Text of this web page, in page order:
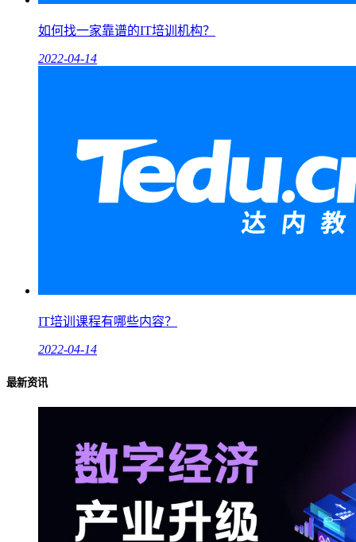
如何找一家靠谱的IT培训机构？
2022-04-14
IT培训课程有哪些内容？
2022-04-14
最新资讯